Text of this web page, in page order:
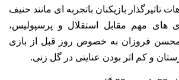
تاثیرگذار بازیکنان باتجربه ای مانند حنیف
های مهم مقابل استقلال و پرسپولیس،
محسن فروزان به خصوص روز قبل از بازی
و کم اثر بودن عنایتی در گل زنی.